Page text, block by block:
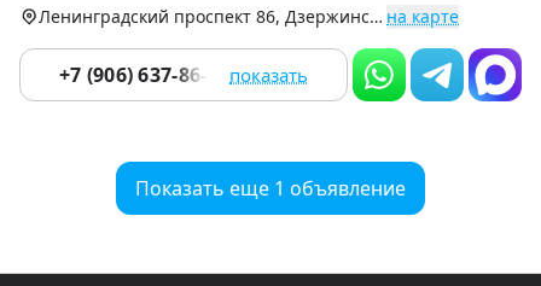
Ленинградский проспект 86, Дзержинский р-н на карте
+7 (906) 637-86-67 показать
Показать еще 1 объявление